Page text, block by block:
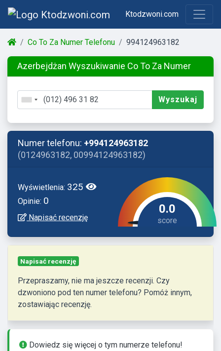
Ktodzwoni.com
Co To Za Numer Telefonu 994124963182
Azerbejdżan Wyszukiwanie Co To Za Numer
Wyszukaj
Numer telefonu: +994124963182
(0124963182, 00994124963182)
Wyświetlenia: 325
Opinie: 0
Napisać recenzję
0.0
Napisać recenzję
Przepraszamy, nie ma jeszcze recenzji. Czy
dzwoniono pod ten numer telefonu? Pomóż innym,
zostawiając recenzję.
Dowiedz się więcej o tym numerze telefonu!